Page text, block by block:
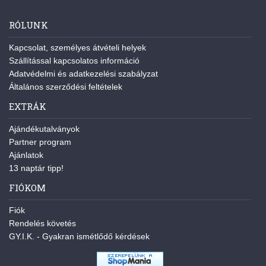
RÓLUNK
Kapcsolat, személyes átvételi helyek
Szállítással kapcsolatos információ
Adatvédelmi és adatkezelési szabályzat
Általános szerződési feltételek
EXTRÁK
Ajándékutalványok
Partner program
Ajánlatok
13 naptár tipp!
FIÓKOM
Fiók
Rendelés követés
GY.I.K. - Gyakran ismétlődő kérdések